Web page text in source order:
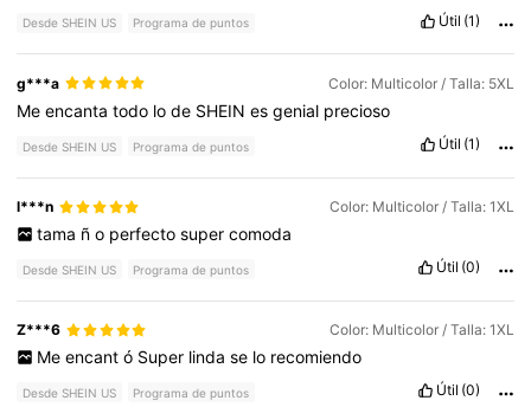
Desde SHEIN US Programa de puntos Útil (1)
g***a Color: Multicolor / Talla: 5XL
Meencantatodo lode SHEINesgenial precioso
Desde SHEIN US Programa de puntos Útil (1)
l***n Color: Multicolor / Talla: 1XL
tama ñ o perfecto super comoda
Desde SHEIN US Programa de puntos Útil (0)
Z***6 Color: Multicolor / Talla: 1XL
Me encant ó Super linda se lo recomiendo
Desde SHEIN US Programa de puntos Útil (0)